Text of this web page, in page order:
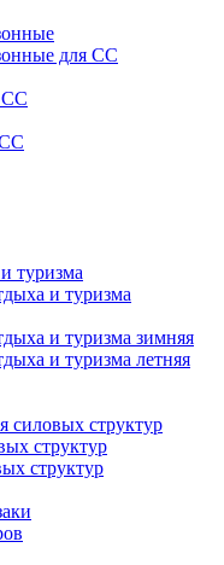
для СС
СС
туризма
и туризма
и туризма зимняя
и туризма летняя
силовых структур
структур
структур